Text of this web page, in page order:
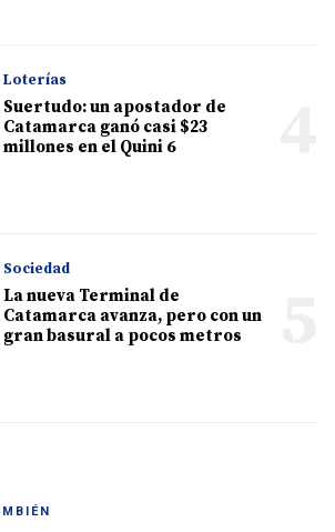
Loterías
Suertudo: un apostador de
Catamarca ganó casi $23
millones en el Quini 6
Sociedad
La nueva Terminal de
Catamarca avanza, pero con un
gran basural a pocos metros